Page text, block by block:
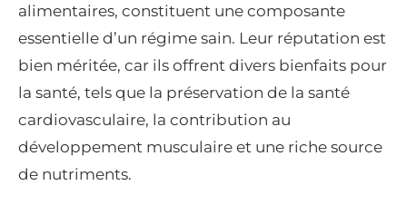
alimentaires, constituent une composante
essentielle d’un régime sain. Leur réputation est
bien méritée, car ils offrent divers bienfaits pour
la santé, tels que la préservation de la santé
cardiovasculaire, la contribution au
développement musculaire et une riche source
de nutriments.